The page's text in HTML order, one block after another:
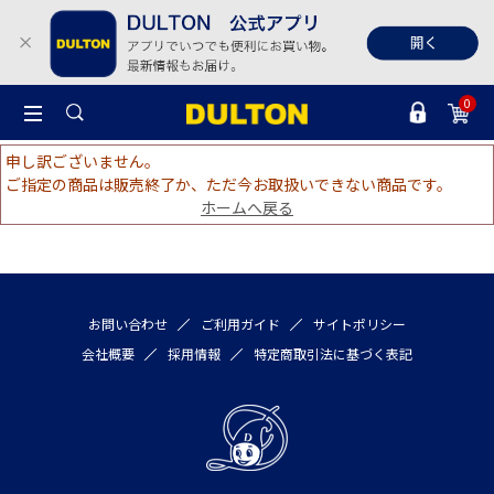
0
申し訳ございません。
ご指定の商品は販売終了か、ただ今お取扱いできない商品です。
ホームへ戻る
お問い合わせ ご利用ガイド
サイトポリシー
会社概要
採用情報 特定商取引法に基づく表記